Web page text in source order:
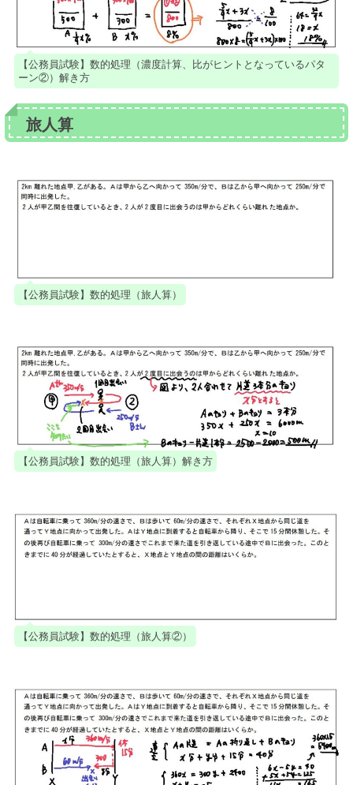
【公務員試験】数的処理（濃度計算、比がヒントとなっているパタ
ーン②）解き方
旅人算
【公務員試験】数的処理（旅人算）
【公務員試験】数的処理（旅人算）解き方
【公務員試験】数的処理（旅人算②）